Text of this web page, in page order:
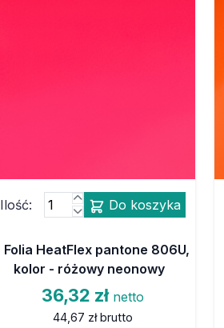
Ilość: Do koszyka
Folia HeatFlex pantone 806U,
kolor - różowy neonowy
36,32 zł netto
44,67 zł brutto